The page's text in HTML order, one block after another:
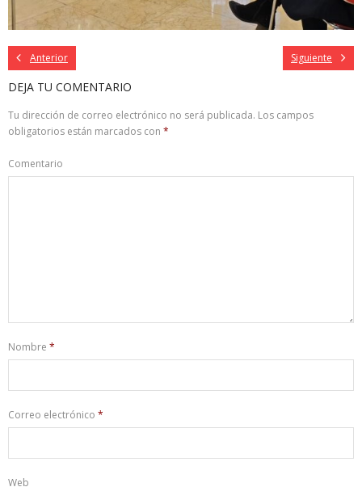
Anterior Siguiente
DEJA TU COMENTARIO
Tu dirección de correo electrónico no será publicada. Los campos
obligatorios están marcados con *
Comentario
Nombre *
Correo electrónico *
Web